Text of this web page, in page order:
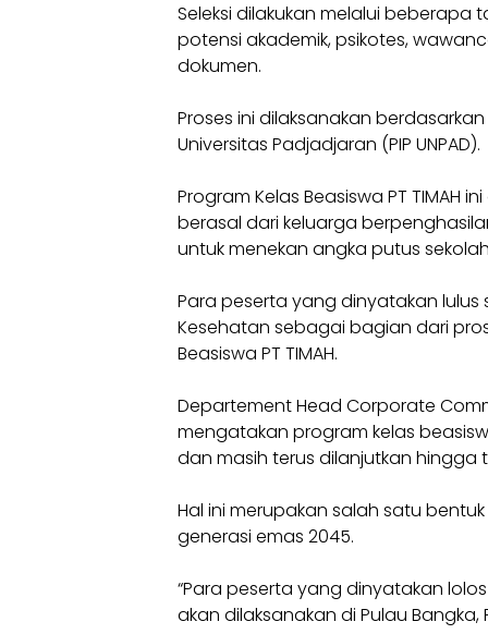
Seleksi dilakukan melalui beberapa
potensi akademik, psikotes,
dokumen.
Proses ini dilaksanakan
Universitas Padjadjaran (PIP UNPAD).
Program Kelas Beasiswa PT TIMAH
berasal dari keluarga
untuk menekan angka putus
Para peserta yang dinyatakan
Kesehatan sebagai bagian dari
Beasiswa PT TIMAH.
Departement Head Corporate
mengatakan program kelas
dan masih terus dilanjutkan hingga
Hal ini merupakan salah satu
generasi emas 2045.
“Para peserta yang dinyatakan
akan dilaksanakan di Pulau